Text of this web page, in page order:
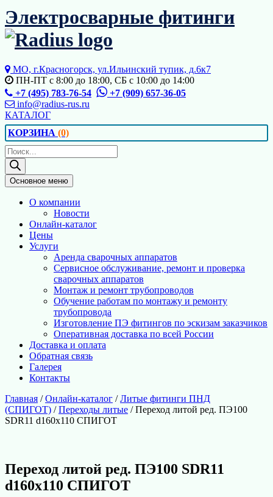
Перейти
к
содержимому
Электросварные фитинги
МО, г.Красногорск, ул.Ильинский тупик, д.6к7
ПН-ПТ с 8:00 до 18:00, СБ с 10:00 до 14:00
+7 (495) 783-76-54
+7 (909) 657-36-05
info@radius-rus.ru
КАТАЛОГ
КОРЗИНА (0)
Поиск
товаров
Основное меню
О компании
Новости
Онлайн-каталог
Цены
Услуги
Аренда сварочных аппаратов
Сервисное обслуживание, ремонт и проверка
сварочных аппаратов
Монтаж и ремонт трубопроводов
Обучение работам по монтажу и ремонту
трубопровода
Изготовление ПЭ фитингов по эскизам заказчиков
Оперативная доставка по всей России
Доставка и оплата
Обратная связь
Галерея
Контакты
Главная /Онлайн-каталог /Литые фитинги ПНД
(СПИГОТ) /Переходы литые / Переход литой ред. ПЭ100
SDR11 d160х110 СПИГОТ
Переход литой ред. ПЭ100 SDR11
d160х110 СПИГОТ